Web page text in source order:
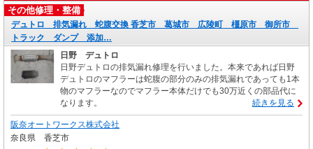
その他修理・整備
デュトロ 排気漏れ 蛇腹交換 香芝市 葛城市 広陵町 橿原市 御所市
トラック ダンプ 添加…
日野 デュトロ
日野デュトロの排気漏れ修理を行いました。本来であれば日野
デュトロのマフラーは蛇腹の部分のみの排気漏れであっても1本
物のマフラーなのでマフラー本体だけでも30万近くの部品代に
なります。
続きを見る
阪奈オートワークス株式会社
奈良県 香芝市